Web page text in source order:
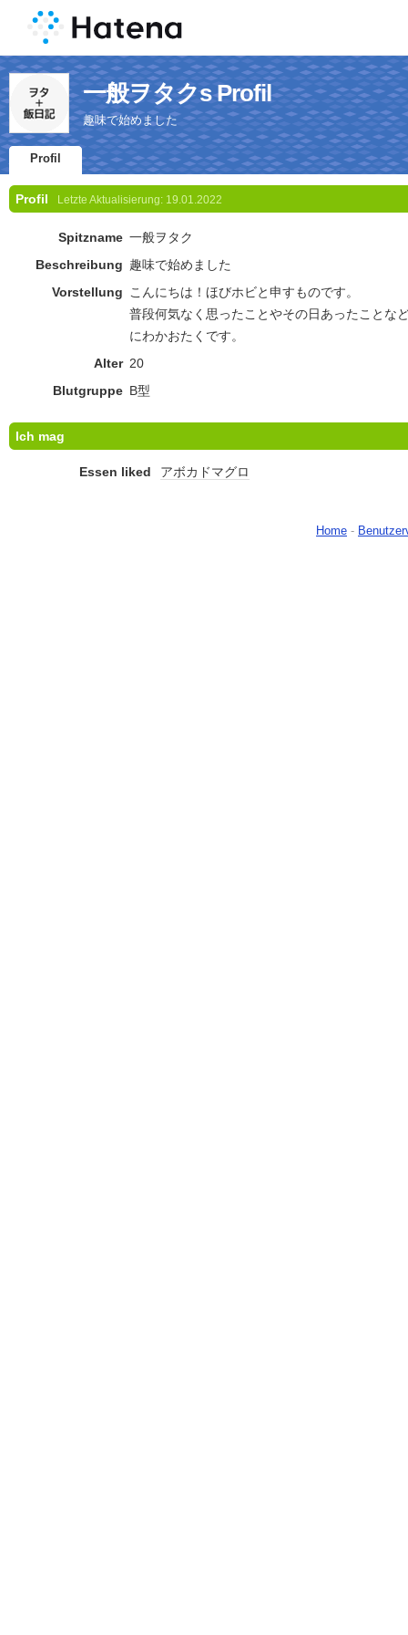
一般ヲタクs Profil
趣味で始めました
Profil
Profil Letzte Aktualisierung: 19.01.2022
Spitzname 一般ヲタク
Beschreibung 趣味で始めました
Vorstellung こんにちは！ほびホビと申すものです。
普段何気なく思ったことやその日あったことな
にわかおたくです。
Alter 20
Blutgruppe B型
Ich mag
Essen liked アボカドマグロ
Home -